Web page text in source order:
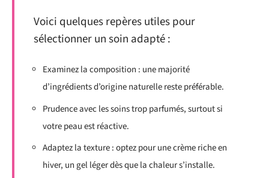
Voici quelques repères utiles pour
sélectionner un soin adapté :
Examinez la composition : une majorité
d’ingrédients d’origine naturelle reste préférable.
Prudence avec les soins trop parfumés, surtout si
votre peau est réactive.
Adaptez la texture : optez pour une crème riche en
hiver, un gel léger dès que la chaleur s’installe.